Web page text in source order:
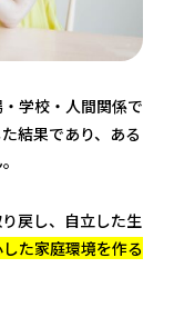
学校・人間関係で
結果であり、ある
戻し、自立した生
た家庭環境を作る